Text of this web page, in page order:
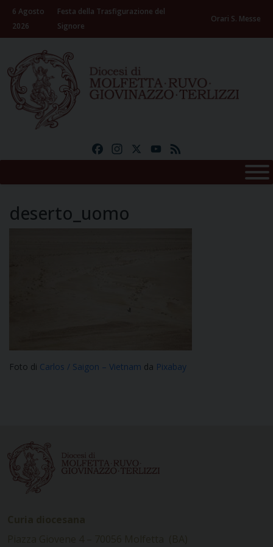
Skip
content
6 Agosto
2026
Festa della Trasfigurazione del
Signore
Orari S. Messe
FacebookInstagramYouTube
deserto_uomo
Foto di Carlos / Saigon – Vietnam da Pixabay